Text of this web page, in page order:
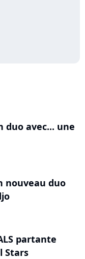
duo avec... une
nouveau duo
partante
Stars